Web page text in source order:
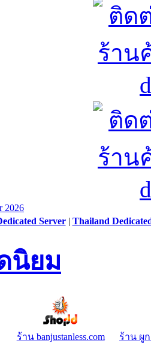
Server| Thailand
นิยม
ร้าน banjustanless.com
ร้าน ผู